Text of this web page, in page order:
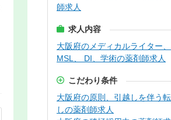
師求人
求人内容
大阪府のメディカルライター、
MSL、 DI、学術の薬剤師求人
こだわり条件
大阪府の原則、引越しを伴う
しの薬剤師求人